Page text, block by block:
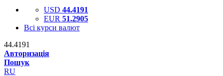
USD 44.4191
EUR 51.2905
Всі курси валют
44.4191
Авторизація
Пошук
RU